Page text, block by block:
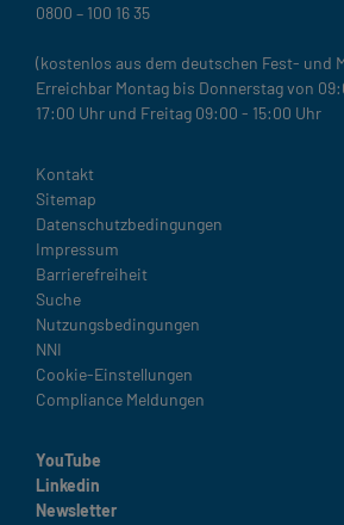
0800 – 100 16 35
(kostenlos aus dem deutschen Fest- und
Erreichbar Montag bis Donnerstag von
17:00 Uhr und Freitag 09:00 - 15:00 Uhr
Legal
Kontakt
Sitemap
Datenschutzbedingungen
Impressum
Barrierefreiheit
Suche
Nutzungsbedingungen
NNI
Cookie-Einstellungen
Compliance Meldungen
YouTube
Linkedin
Newsletter